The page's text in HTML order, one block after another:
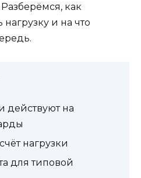
как
и на что
действуют на
нагрузки
для типовой